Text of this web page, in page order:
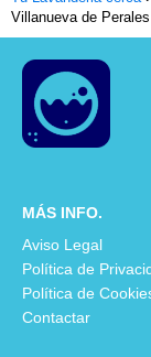
Villanueva de Perales
MÁS INFO.
Aviso Legal
Política de
Política de
Contactar